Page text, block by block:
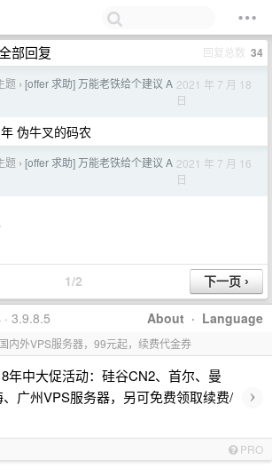
部回复 回复总数 34
题 › [offer 求助] 万能老铁给个建议 A 2021 年 7 月 18
日
伪牛叉的码农
题 › [offer 求助] 万能老铁给个建议 A 2021 年 7 月 16
日
1/2
About · Language
3.9.8.5
内外VPS服务器，99元起，续费代金券
年中大促活动：硅谷CN2、首尔、曼
广州VPS服务器，另可免费领取续费/
›
PRO